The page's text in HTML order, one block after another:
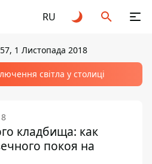
RU
1 Листопада 2018
світла у столиці
кладбища: как
покоя на